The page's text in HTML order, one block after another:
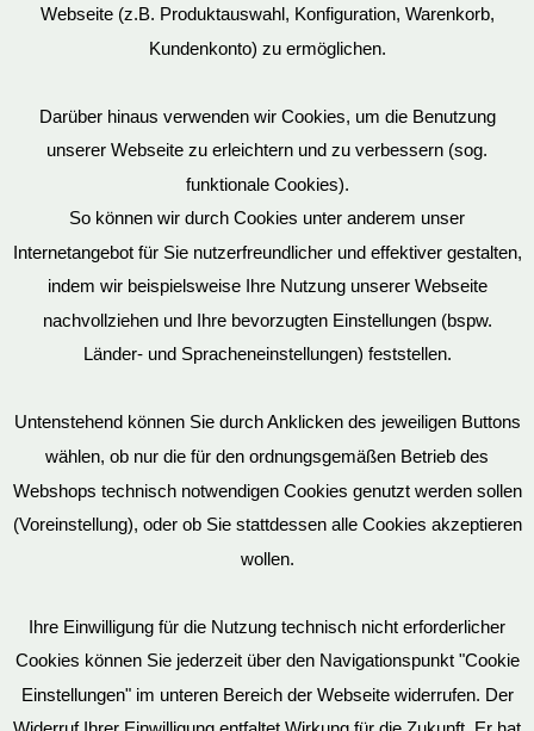
Datenschutz
Mein Konto
Vertrag widerrufen
Impressum
Webseite (z.B. Produktauswahl, Konfiguration, Warenkorb,
Kundenkonto) zu ermöglichen.
Darüber hinaus verwenden wir Cookies, um die Benutzung
unserer Webseite zu erleichtern und zu verbessern (sog.
funktionale Cookies).
So können wir durch Cookies unter anderem unser
Internetangebot für Sie nutzerfreundlicher und effektiver gestalten,
indem wir beispielsweise Ihre Nutzung unserer Webseite
nachvollziehen und Ihre bevorzugten Einstellungen (bspw.
Länder- und Spracheneinstellungen) feststellen.
Untenstehend können Sie durch Anklicken des jeweiligen Buttons
wählen, ob nur die für den ordnungsgemäßen Betrieb des
Webshops technisch notwendigen Cookies genutzt werden sollen
(Voreinstellung), oder ob Sie stattdessen alle Cookies akzeptieren
wollen.
Ihre Einwilligung für die Nutzung technisch nicht erforderlicher
Cookies können Sie jederzeit über den Navigationspunkt "Cookie
Einstellungen" im unteren Bereich der Webseite widerrufen. Der